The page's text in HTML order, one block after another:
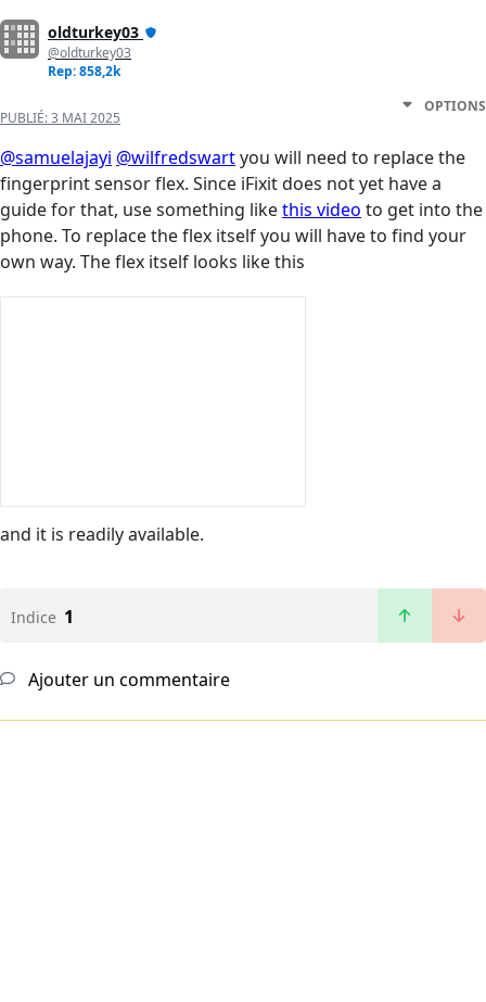
oldturkey03
@oldturkey03
Rep: 858,2k
PUBLIÉ:3 MAI 2025
OPTIONS
@samuelajayi @wilfredswartyou will need to replace the
fingerprint sensor flex. Since iFixit does not yet have a
guide for that, use something likethis video to get into the
phone. To replace the flex itself you will have to find your
own way. The flex itself looks like this
and it is readily available.
Indice 1
Ajouter un commentaire